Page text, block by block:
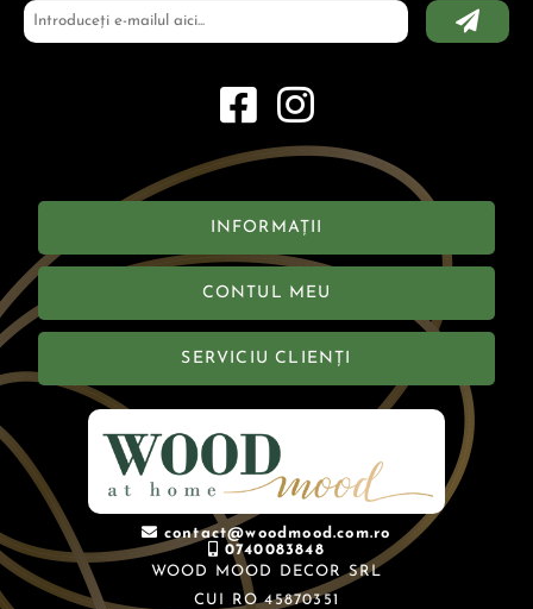
INFORMAȚII
CONTUL MEU
SERVICIU CLIENȚI
contact@woodmood.com.ro
0740083848
WOOD MOOD DECOR SRL
CUI RO 45870351